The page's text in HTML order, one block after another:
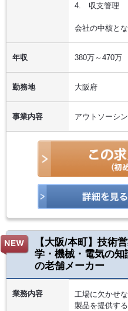
4. 収支管理
会社の中核と
年収 380万～470万
勤務地 大阪府
事業内容 アウトソーシ
【大阪/本町】技術
学・機械・電気の
の老舗メーカー
業務内容
工場に欠かせ
製品を提供す